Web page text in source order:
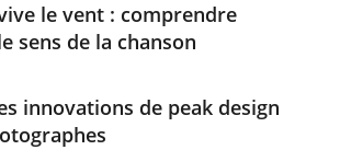
le vent : comprendre
sens de la chanson
innovations de peak design